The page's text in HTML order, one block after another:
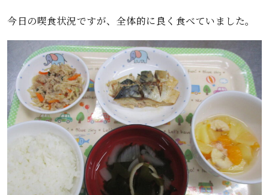
今日の喫食状況ですが、全体的に良く食べていました。